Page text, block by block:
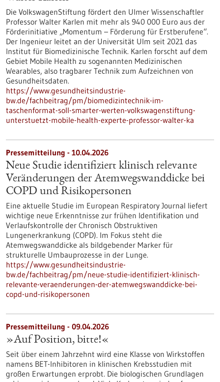
Die VolkswagenStiftung fördert den Ulmer Wissenschaftler
Professor Walter Karlen mit mehr als 940 000 Euro aus der
Förderinitiative „Momentum – Förderung für Erstberufene“.
Der Ingenieur leitet an der Universität Ulm seit 2021 das
Institut für Biomedizinische Technik. Karlen forscht auf dem
Gebiet Mobile Health zu sogenannten Medizinischen
Wearables, also tragbarer Technik zum Aufzeichnen von
Gesundheitsdaten.
https://www.gesundheitsindustrie-
bw.de/fachbeitrag/pm/biomedizintechnik-im-
taschenformat-soll-smarter-werten-volkswagenstiftung-
unterstuetzt-mobile-health-experte-professor-walter-ka
Pressemitteilung - 10.04.2026
Neue Studie identifiziert klinisch relevante
Veränderungen der Atemwegswanddicke bei
COPD und Risikopersonen
Eine aktuelle Studie im European Respiratory Journal liefert
wichtige neue Erkenntnisse zur frühen Identifikation und
Verlaufskontrolle der Chronisch Obstruktiven
Lungenerkrankung (COPD). Im Fokus steht die
Atemwegswanddicke als bildgebender Marker für
strukturelle Umbauprozesse in der Lunge.
https://www.gesundheitsindustrie-
bw.de/fachbeitrag/pm/neue-studie-identifiziert-klinisch-
relevante-veraenderungen-der-atemwegswanddicke-bei-
copd-und-risikopersonen
Pressemitteilung - 09.04.2026
»Auf Position, bitte!«
Seit über einem Jahrzehnt wird eine Klasse von Wirkstoffen
namens BET-Inhibitoren in klinischen Krebsstudien mit
großen Erwartungen erprobt. Die biologischen Grundlagen